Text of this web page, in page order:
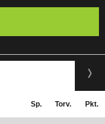
Sp. Torv. Pkt.